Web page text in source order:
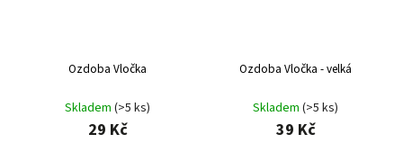
Ozdoba Vločka
Skladem (>5 ks)
29 Kč
Ozdoba Vločka - velká
Skladem (>5 ks)
39 Kč